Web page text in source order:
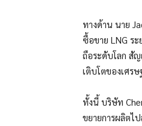
ทางด้าน นาย
ซื้อขาย LNG ร
ถือระดับโลก สั
เติบโตของเศร
ทั้งนี้ บริษัท
ขยายการผลิตไ